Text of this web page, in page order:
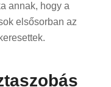
annak, hogy a
elsősorban az